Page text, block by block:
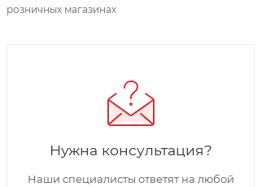
розничных магазинах
Нужна консультация?
Наши специалисты ответят на любой